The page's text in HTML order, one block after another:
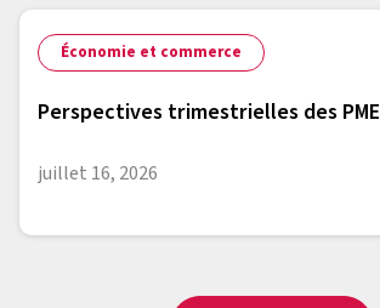
Économie et commerce
Perspectives trimestrielles des PME
juillet 16, 2026